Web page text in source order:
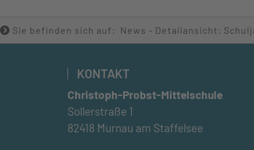
Sie befinden sich auf: News - Detailansicht:
KONTAKT
Christoph-Probst-Mittelschule
Sollerstraße 1
82418 Murnau am Staffelsee